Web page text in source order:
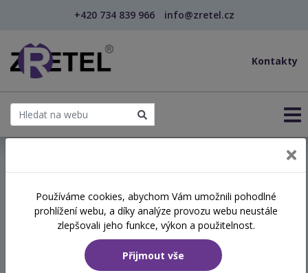
+420 734 839 966 info@zretel.cz
Kontakty
Praktická psychologie pro
pracovníky v sociální oblasti
Používáme cookies, abychom Vám umožnili pohodlné
prohlížení webu, a díky analýze provozu webu neustále
zlepšovali jeho funkce, výkon a použitelnost.
Přijmout vše